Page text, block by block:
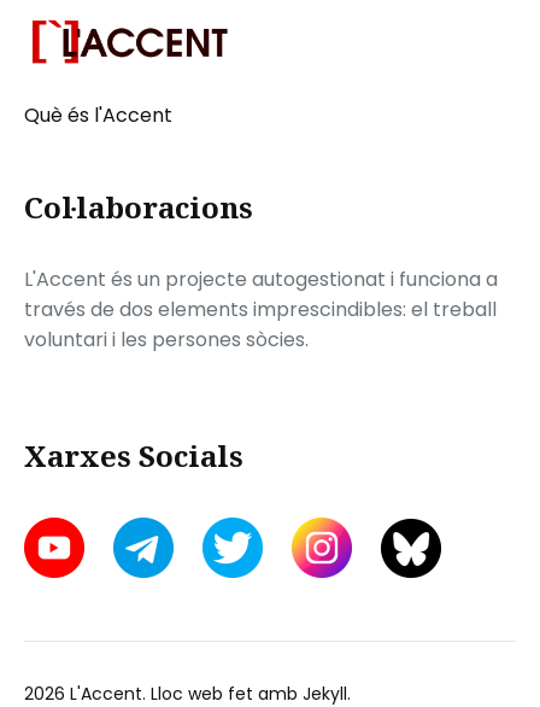
Què és l'Accent
Col·laboracions
L'Accent és un projecte autogestionat i funciona a
través de dos elements imprescindibles: el treball
voluntari i les persones sòcies.
Xarxes Socials
2026 L'Accent. Lloc web fet amb Jekyll.